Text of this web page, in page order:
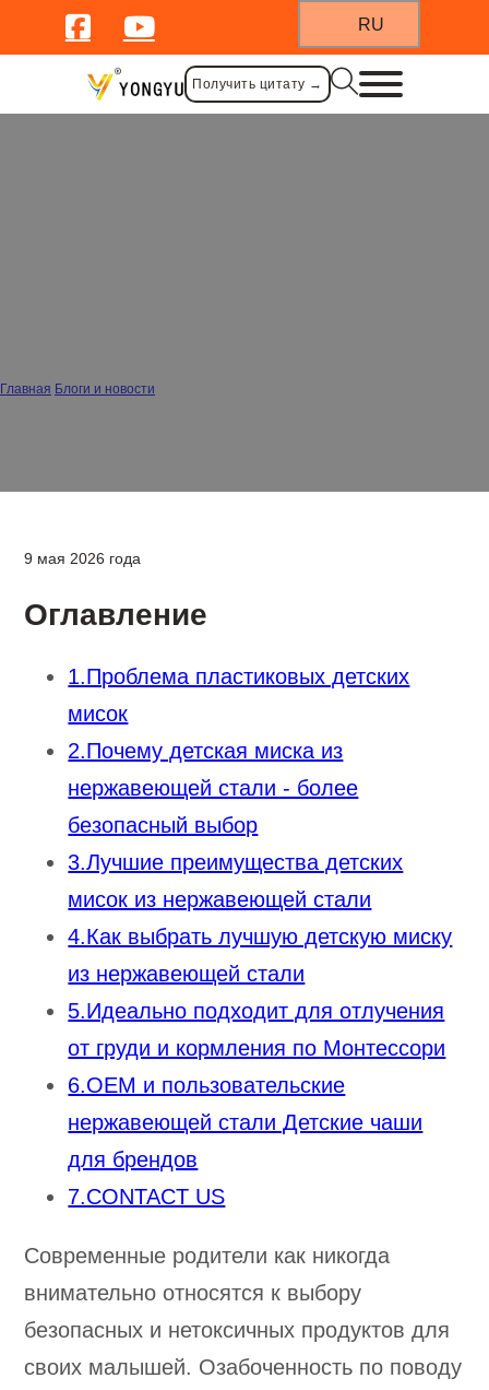
RU
Получить цитату →
Главная Блоги и новости
9 мая 2026 года
Оглавление
1.Проблема пластиковых детских
мисок
2.Почему детская миска из
нержавеющей стали - более
безопасный выбор
3.Лучшие преимущества детских
мисок из нержавеющей стали
4.Как выбрать лучшую детскую миску
из нержавеющей стали
5.Идеально подходит для отлучения
от груди и кормления по Монтессори
6.OEM и пользовательские
нержавеющей стали Детские чаши
для брендов
7.CONTACT US
Современные родители как никогда
внимательно относятся к выбору
безопасных и нетоксичных продуктов для
своих малышей. Озабоченность по поводу